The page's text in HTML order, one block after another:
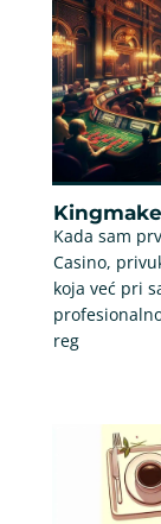
Kada sam
Casino,
koja već pri
reg